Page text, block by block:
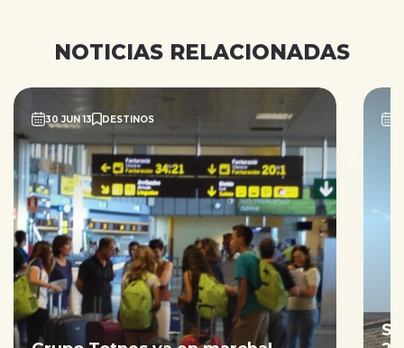
NOTICIAS RELACIONADAS
30 JUN 13 DESTINOS